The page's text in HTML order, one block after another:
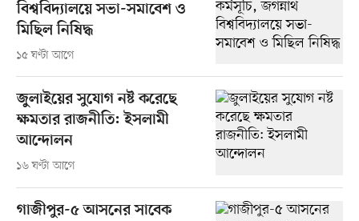
বিশ্ববিদ্যালয়ে সভা-সমাবেশ ও
মিছিল নিষিদ্ধ
১৫ ঘণ্টা আগে
জুলাইয়ের সুযোগ নষ্ট করেছে
ক্ষমতার রাজনীতি: ইসলামী
আন্দোলন
১৬ ঘণ্টা আগে
গাজীপুর-৫ আসনের সাবেক